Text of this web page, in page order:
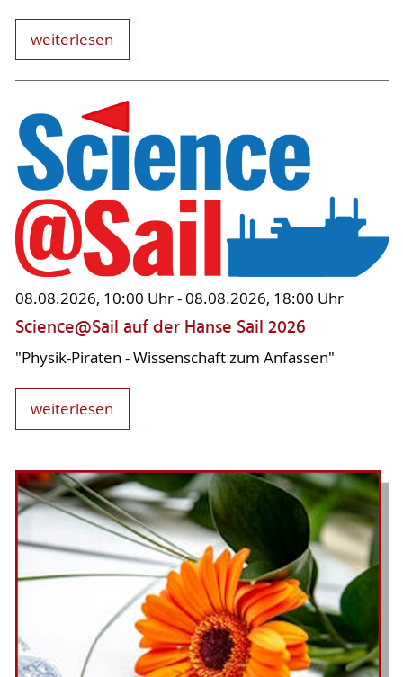
weiterlesen
08.08.2026, 10:00 Uhr - 08.08.2026, 18:00 Uhr
Science@Sail auf der Hanse Sail 2026
"Physik-Piraten - Wissenschaft zum Anfassen"
weiterlesen